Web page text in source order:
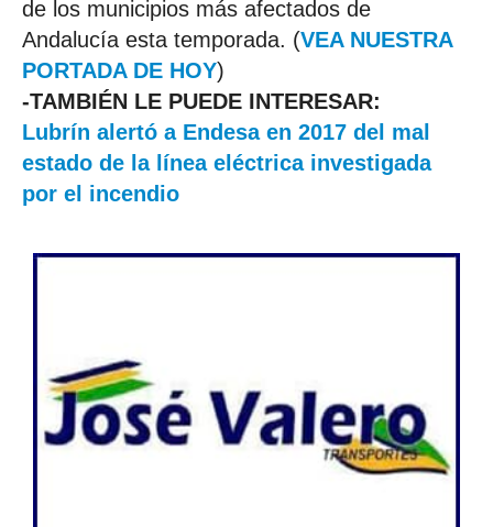
de los municipios más afectados de
Andalucía esta temporada. (VEA NUESTRA
PORTADA DE HOY)
-TAMBIÉN LE PUEDE INTERESAR:
Lubrín alertó a Endesa en 2017 del mal
estado de la línea eléctrica investigada
por el incendio